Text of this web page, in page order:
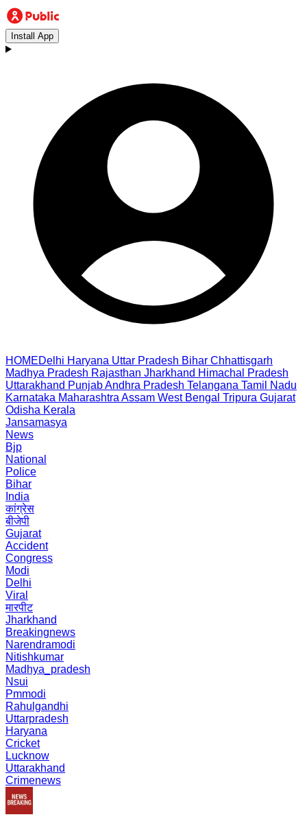
Install App
HOMEDelhi Haryana Uttar Pradesh Bihar Chhattisgarh
Madhya Pradesh Rajasthan Jharkhand Himachal Pradesh
Uttarakhand PunjabAndhra Pradesh Telangana Tamil Nadu
Karnataka Maharashtra Assam West Bengal Tripura Gujarat
Odisha Kerala
Jansamasya
News
Bjp
National
Police
Bihar
India
कांग्रेस
बीजेपी
Gujarat
Accident
Congress
Modi
Delhi
Viral
मारपीट
Jharkhand
Breakingnews
Narendramodi
Nitishkumar
Madhya_pradesh
Nsui
Pmmodi
Rahulgandhi
Uttarpradesh
Haryana
Cricket
Lucknow
Uttarakhand
Crimenews